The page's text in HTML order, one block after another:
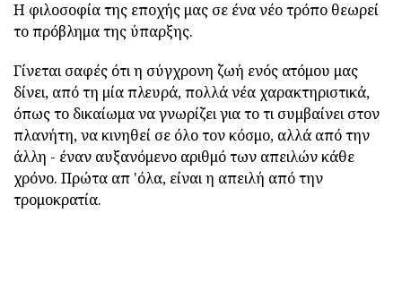
Η φιλοσοφία της εποχής μας σε ένα νέο τρόπο θεωρεί
το πρόβλημα της ύπαρξης.
Γίνεται σαφές ότι η σύγχρονη ζωή ενός ατόμου μας
δίνει, από τη μία πλευρά, πολλά νέα χαρακτηριστικά,
όπως το δικαίωμα να γνωρίζει για το τι συμβαίνει στον
πλανήτη, να κινηθεί σε όλο τον κόσμο, αλλά από την
άλλη - έναν αυξανόμενο αριθμό των απειλών κάθε
χρόνο. Πρώτα απ 'όλα, είναι η απειλή από την
τρομοκρατία.